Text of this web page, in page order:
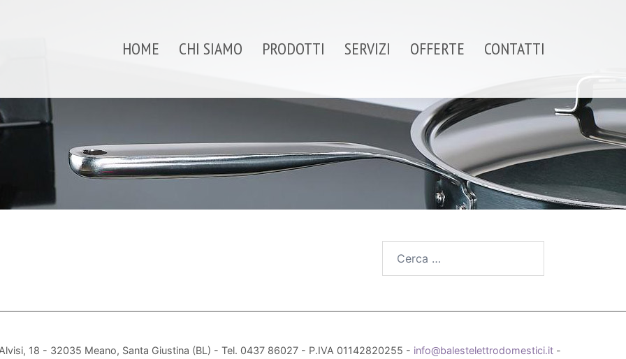
HOME CHI SIAMO PRODOTTI SERVIZI OFFERTE CONTATTI
18 - 32035 Meano, Santa Giustina (BL) - Tel. 0437 86027 - P.IVA 01142820255 - info@balestelettrodomestici.it-